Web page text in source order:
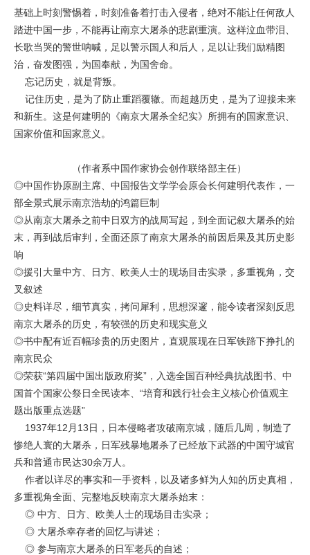
基础上时刻警惕着，时刻准备着打击入侵者，绝对不能让任何敌人
踏进中国一步，不能再让南京大屠杀的悲剧重演。这样泣血带泪、
长歌当哭的警世呐喊，足以警示国人和后人，足以让我们励精图
治，奋发图强，为国奉献，为国舍命。
忘记历史，就是背叛。
记住历史，是为了防止重蹈覆辙。而超越历史，是为了迎接未来
和新生。这是何建明的《南京大屠杀全纪实》所拥有的国家意识、
国家价值和国家意义。
（作者系中国作家协会创作联络部主任）
◎中国作协原副主席、中国报告文学学会原会长何建明代表作，一
部全景式展示南京浩劫的鸿篇巨制
◎从南京大屠杀之前中日双方的战局写起，到全面记叙大屠杀的始
末，再到战后审判，全面还原了南京大屠杀的前因后果及其历史影
响
◎援引大量中方、日方、欧美人士的现场目击实录，多重视角，交
叉叙述
◎史料详尽，细节真实，拷问犀利，思想深邃，能令读者深刻反思
南京大屠杀的历史，有较强的历史和现实意义
◎书中配有近百幅珍贵的历史图片，直观展现在日军铁蹄下挣扎的
南京民众
◎荣获“第四届中国出版政府奖”，入选全国百种经典抗战图书、中
国首个国家公祭日全民读本、“培育和践行社会主义核心价值观主
题出版重点选题”
1937年12月13日，日本侵略者攻破南京城，随后几周，制造了
惨绝人寰的大屠杀，日军残暴地屠杀了已经放下武器的中国守城官
兵和普通市民达30余万人。
作者以详尽的事实和一手资料，以及诸多鲜为人知的历史真相，
多重视角全面、完整地反映南京大屠杀始末：
◎ 中方、日方、欧美人士的现场目击实录；
◎ 大屠杀幸存者的回忆与讲述；
◎ 参与南京大屠杀的日军老兵的自述；